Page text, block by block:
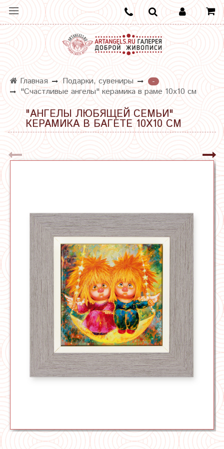
Главная Подарки, сувениры
-
"Счастливые ангелы" керамика в раме 10х10 см
"АНГЕЛЫ ЛЮБЯЩЕЙ СЕМЬИ"
КЕРАМИКА В БАГЕТЕ 10Х10 СМ